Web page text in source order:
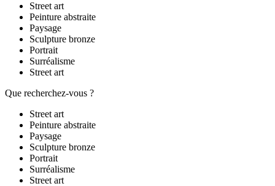
Street art
Peinture abstraite
Paysage
Sculpture bronze
Portrait
Surréalisme
Street art
Que recherchez-vous ?
Street art
Peinture abstraite
Paysage
Sculpture bronze
Portrait
Surréalisme
Street art